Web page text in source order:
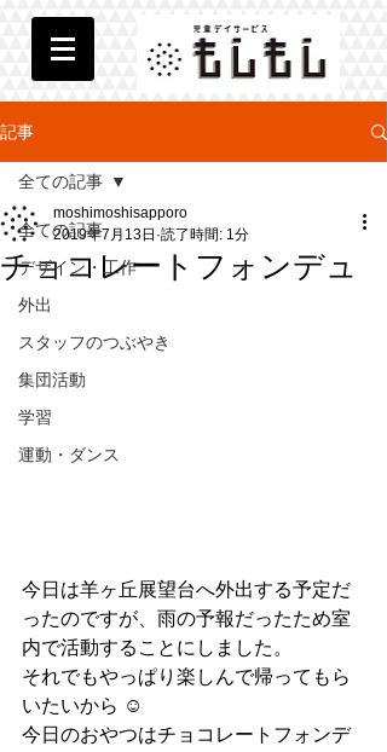
記事
全ての記事
デザイン・工作
外出
スタッフのつぶやき
集団活動
学習
運動・ダンス
全ての記事
チョコレートフォンデュ
moshimoshisapporo
2019年7月13日 読了時間: 1分
今日は羊ヶ丘展望台へ外出する予定だ
ったのですが、雨の予報だったため室
内で活動することにしました。
それでもやっぱり楽しんで帰ってもら
いたいから ☺︎
今日のおやつはチョコレートフォンデ